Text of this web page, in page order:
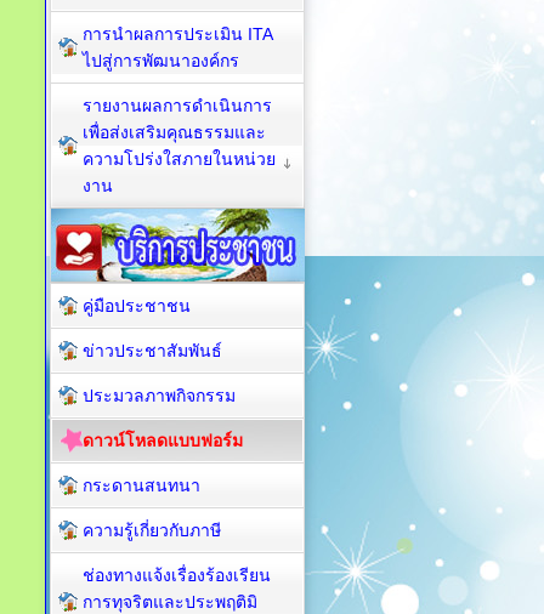
การนำผลการประเมิน ITA
ไปสู่การพัฒนาองค์กร
รายงานผลการดำเนินการ
เพื่อส่งเสริมคุณธรรมและ
ความโปร่งใสภายในหน่วย
งาน
คู่มือประชาชน
ข่าวประชาสัมพันธ์
ประมวลภาพกิจกรรม
ดาวน์โหลดแบบฟอร์ม
กระดานสนทนา
ความรู้เกี่ยวกับภาษี
ช่องทางแจ้งเรื่องร้องเรียน
การทุจริตและประพฤติมิ